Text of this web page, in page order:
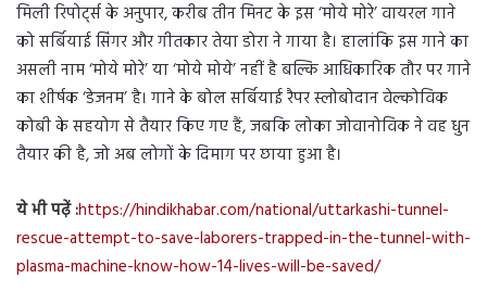
मिली रिपोर्ट्स के अनुपार, करीब तीन मिनट के इस ‘मोये मोरे’ वायरल गाने
को सर्बियाई सिंगर और गीतकार तेया डोरा ने गाया है। हालांकि इस गाने का
असली नाम ‘मोये मोरे’ या ‘मोये मोये’ नहीं है बल्कि आधिकारिक तौर पर गाने
का शीर्षक ‘डेजनम’ है। गाने के बोल सर्बियाई रैपर स्लोबोदान वेल्कोविक
कोबी के सहयोग से तैयार किए गए हैं, जबकि लोका जोवानोविक ने वह धुन
तैयार की है, जो अब लोगों के दिमाग पर छाया हुआ है।
ये भी पढ़ें :https://hindikhabar.com/national/uttarkashi-tunnel-
rescue-attempt-to-save-laborers-trapped-in-the-tunnel-with-
plasma-machine-know-how-14-lives-will-be-saved/